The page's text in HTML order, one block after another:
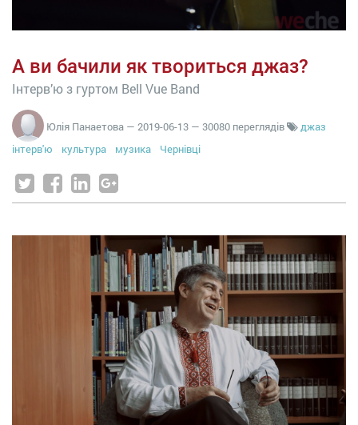
А ви бачили як твориться джаз?
Інтерв’ю з гуртом Bell Vue Band
Юлія Панаетова — 2019-06-13 — 30080 переглядів
джаз
інтерв'ю
культура музика Чернівці